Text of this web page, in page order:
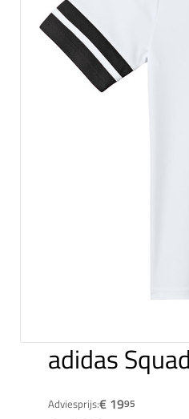
adidas
Adviesprijs:€ 1995